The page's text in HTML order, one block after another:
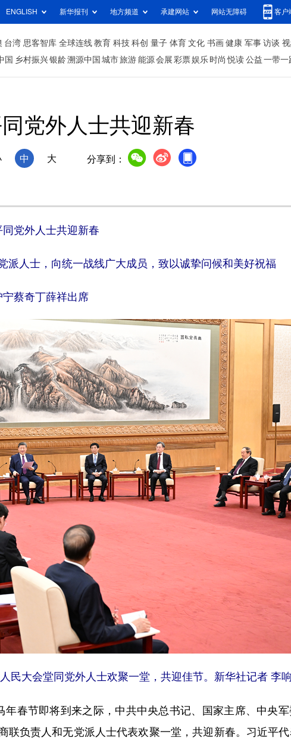
ENGLISH 新华报刊 地方频道 承建网站 网站无障碍 客户
台湾 思客智库 全球连线 教育 科技 科创 量子 体育 文化 书画 健康 军事 访谈
国 乡村振兴银龄溯源中国 城市旅游 能源 会展 彩票娱乐 时尚 悦读 公益 一带一
党外人士共迎新春
中 大 分享到：
同党外人士共迎新春
派人士，向统一战线广大成员，致以诚挚问候和美好祝福
宁蔡奇丁薛祥出席
大会堂同党外人士欢聚一堂，共迎佳节。新华社记者 李
节即将到来之际，中共中央总书记、国家主席、中央军
负责人和无党派人士代表欢聚一堂，共迎新春。习近平代